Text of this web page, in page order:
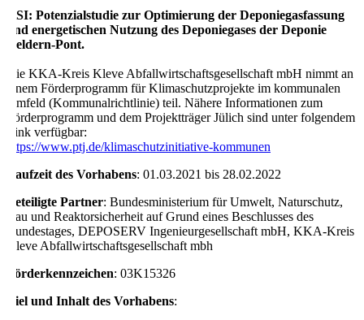
KSI: Potenzialstudie zur Optimierung der Deponiegasfassung
und energetischen Nutzung des Deponiegases der Deponie
Geldern-Pont.
Die KKA-Kreis Kleve Abfallwirtschaftsgesellschaft mbH nimmt an
einem Förderprogramm für Klimaschutzprojekte im kommunalen
Umfeld (Kommunalrichtlinie) teil. Nähere Informationen zum
Förderprogramm und dem Projektträger Jülich sind unter folgendem
Link verfügbar:
https://www.ptj.de/klimaschutzinitiative-kommunen
Laufzeit des Vorhabens: 01.03.2021 bis 28.02.2022
Beteiligte Partner: Bundesministerium für Umwelt, Naturschutz,
Bau und Reaktorsicherheit auf Grund eines Beschlusses des
Bundestages, DEPOSERV Ingenieurgesellschaft mbH, KKA-Kreis
Kleve Abfallwirtschaftsgesellschaft mbh
Förderkennzeichen: 03K15326
Ziel und Inhalt des Vorhabens: